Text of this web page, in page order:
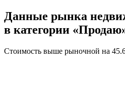
Данные рынка
в категории
Стоимость выше рыночной на